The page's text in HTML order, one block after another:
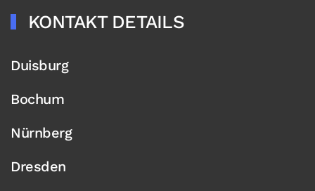
KONTAKT DETAILS
Duisburg
Bochum
Nürnberg
Dresden